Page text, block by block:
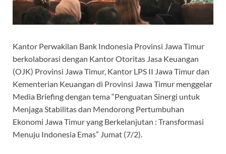
Kantor Perwakilan Bank Indonesia Provinsi Jawa Timur
berkolaborasi dengan Kantor Otoritas Jasa Keuangan
(OJK) Provinsi Jawa Timur, Kantor LPS II Jawa Timur dan
Kementerian Keuangan di Provinsi Jawa Timur menggelar
Media Briefing dengan tema “Penguatan Sinergi untuk
Menjaga Stabilitas dan Mendorong Pertumbuhan
Ekonomi Jawa Timur yang Berkelanjutan : Transformasi
Menuju Indonesia Emas” Jumat (7/2).